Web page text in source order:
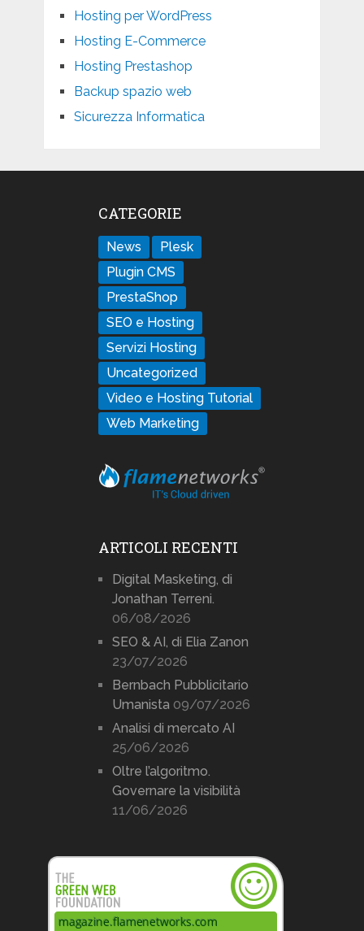
Hosting per WordPress
Hosting E-Commerce
Hosting Prestashop
Backup spazio web
Sicurezza Informatica
CATEGORIE
News
Plesk
Plugin CMS
PrestaShop
SEO e Hosting
Servizi Hosting
Uncategorized
Video e Hosting Tutorial
Web Marketing
ARTICOLI RECENTI
Digital Masketing, di
Jonathan Terreni.
06/08/2026
SEO & AI, di Elia Zanon
23/07/2026
Bernbach Pubblicitario
Umanista 09/07/2026
Analisi di mercato AI
25/06/2026
Oltre l’algoritmo.
Governare la visibilità
11/06/2026